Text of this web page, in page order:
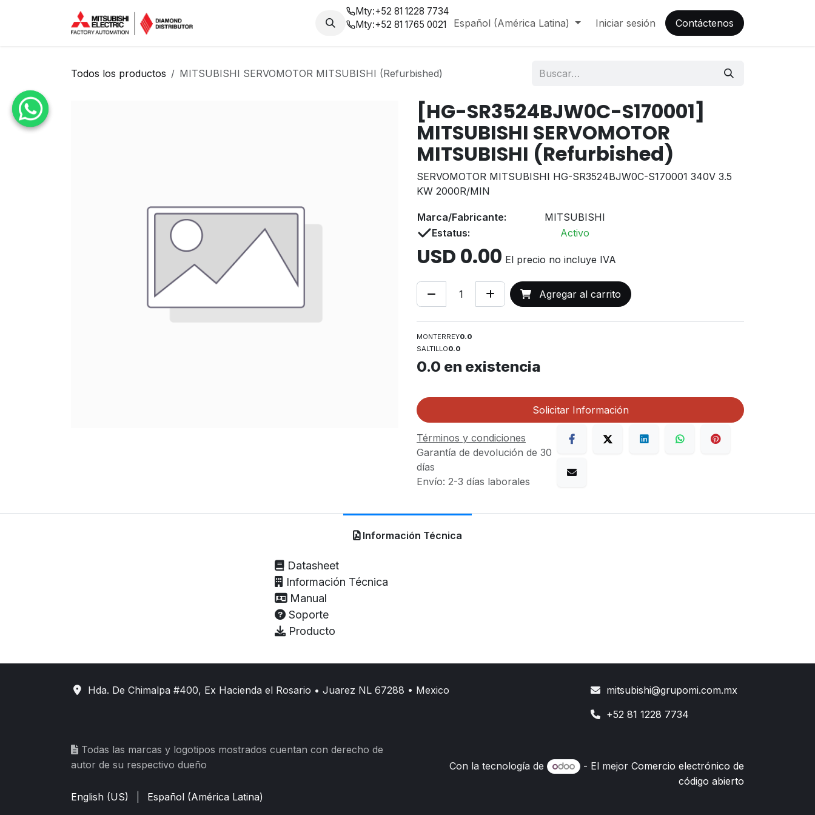
Nosotros Blog
Mty:+52 81 1228 7734
Mty:+52 81 1765 0021 Español (América Latina) Iniciar sesión Contáctenos
Todos los productos MITSUBISHI SERVOMOTOR MITSUBISHI (Refurbished)
[HG-SR3524BJW0C-S170001]
MITSUBISHI SERVOMOTOR
MITSUBISHI (Refurbished)
SERVOMOTOR MITSUBISHI HG-SR3524BJW0C-S170001 340V 3.5
KW 2000R/MIN
Marca/Fabricante:
MITSUBISHI
Estatus:
Activo
USD 0.00 El precio no incluye IVA
Agregar al carrito
MONTERREY0.0
SALTILLO0.0
0.0 en existencia
Solicitar Información
Términos y condiciones
Garantía de devolución de 30
días
Envío: 2-3 días laborales
Información Técnica
Datasheet
Información Técnica
Manual
Soporte
Producto
Hda. De Chimalpa #400, Ex Hacienda el Rosario • Juarez NL 67288 • Mexico
mitsubishi@grupomi.com.mx
+52 81 1228 7734
Todas las marcas y logotipos mostrados cuentan con derecho de
autor de su respectivo dueño
English (US) Español (América Latina)
Con la tecnología de - El mejor Comercio electrónico de
código abierto